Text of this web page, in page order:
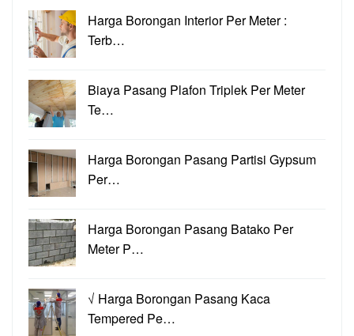
Harga Borongan Interior Per Meter :
Terb…
Biaya Pasang Plafon Triplek Per Meter
Te…
Harga Borongan Pasang Partisi Gypsum
Per…
Harga Borongan Pasang Batako Per
Meter P…
√ Harga Borongan Pasang Kaca
Tempered Pe…